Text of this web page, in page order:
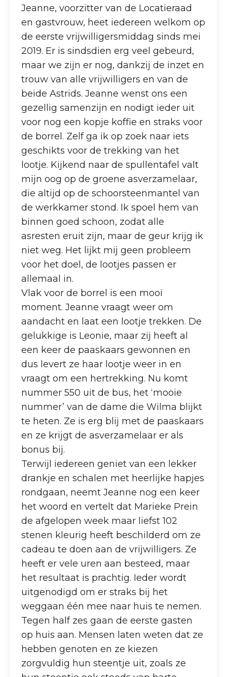
Jeanne, voorzitter van de Locatieraad
en gastvrouw, heet iedereen welkom op
de eerste vrijwilligersmiddag sinds mei
2019. Er is sindsdien erg veel gebeurd,
maar we zijn er nog, dankzij de inzet en
trouw van alle vrijwilligers en van de
beide Astrids. Jeanne wenst ons een
gezellig samenzijn en nodigt ieder uit
voor nog een kopje koffie en straks voor
de borrel. Zelf ga ik op zoek naar iets
geschikts voor de trekking van het
lootje. Kijkend naar de spullentafel valt
mijn oog op de groene asverzamelaar,
die altijd op de schoorsteenmantel van
de werkkamer stond. Ik spoel hem van
binnen goed schoon, zodat alle
asresten eruit zijn, maar de geur krijg ik
niet weg. Het lijkt mij geen probleem
voor het doel, de lootjes passen er
allemaal in.
Vlak voor de borrel is een mooi
moment. Jeanne vraagt weer om
aandacht en laat een lootje trekken. De
gelukkige is Leonie, maar zij heeft al
een keer de paaskaars gewonnen en
dus levert ze haar lootje weer in en
vraagt om een hertrekking. Nu komt
nummer 550 uit de bus, het ‘mooie
nummer’ van de dame die Wilma blijkt
te heten. Ze is erg blij met de paaskaars
en ze krijgt de asverzamelaar er als
bonus bij.
Terwijl iedereen geniet van een lekker
drankje en schalen met heerlijke hapjes
rondgaan, neemt Jeanne nog een keer
het woord en vertelt dat Marieke Prein
de afgelopen week maar liefst 102
stenen kleurig heeft beschilderd om ze
cadeau te doen aan de vrijwilligers. Ze
heeft er vele uren aan besteed, maar
het resultaat is prachtig. Ieder wordt
uitgenodigd om er straks bij het
weggaan één mee naar huis te nemen.
Tegen half zes gaan de eerste gasten
op huis aan. Mensen laten weten dat ze
hebben genoten en ze kiezen
zorgvuldig hun steentje uit, zoals ze